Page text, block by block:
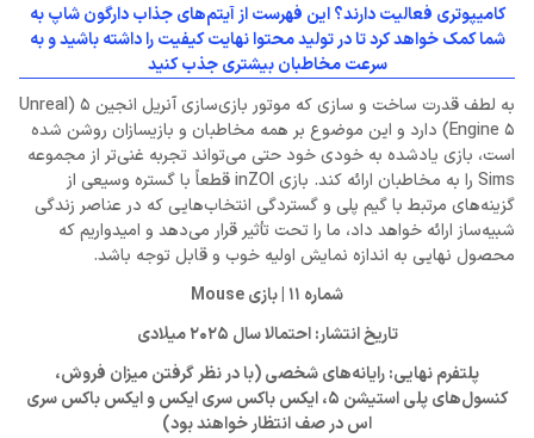
کامیپوتری فعالیت دارند؟ این فهرست از آیتم‌های جذاب دارگون شاپ به
شما کمک خواهد کرد تا در تولید محتوا نهایت کیفیت را داشته باشید و به
سرعت مخاطبان بیشتری جذب کنید
به لطف قدرت ساخت و سازی که موتور بازی‌سازی آنریل انجین 5 (Unreal
Engine 5) دارد و این موضوع بر همه مخاطبان و بازیسازان روشن شده
است، بازی یادشده به خودی خود حتی می‌تواند تجربه غنی‌تر از مجموعه
Sims را به مخاطبان ارائه کند. بازی inZOI قطعاً با گستره وسیعی از
گزینه‌های مرتبط با گیم پلی و گستردگی انتخا‌ب‌هایی که در عناصر زندگی
شبیه‌ساز ارائه خواهد داد، ما را تحت تأثیر قرار می‌دهد و امیدواریم که
محصول نهایی به اندازه نمایش اولیه خوب و قابل توجه باشد.
شماره 11 | بازی Mouse
تاریخ انتشار: احتمالا سال 2025 میلادی
پلتفرم‌ نهایی: رایانه‌های شخصی (با در نظر گرفتن میزان فروش،
کنسول‌های پلی استیشن 5، ایکس باکس سری ایکس و ایکس باکس سری
اس در صف انتظار خواهند بود)